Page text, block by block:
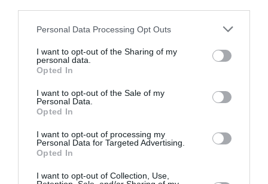
Personal Data Processing Opt Outs
I want to opt-out of the Sharing of my
personal data.
Opted In
I want to opt-out of the Sale of my
Personal Data.
Opted In
I want to opt-out of processing my
Personal Data for Targeted Advertising.
Opted In
I want to opt-out of Collection, Use,
battre brutalement les séparatistes.
à Rome, dénonce que plus de « 3,5 millions d’inermes
civils Biafrais furent massacrés par les Autorités
nigérianes », durant la guerre. Depuis la fin de la
guerre, l’organisation dénonce également que plus
d’un million de civils ont été tués, toujours par les
Autorités nigérianes.